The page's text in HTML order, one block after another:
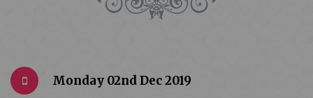
Monday 02nd Dec 2019